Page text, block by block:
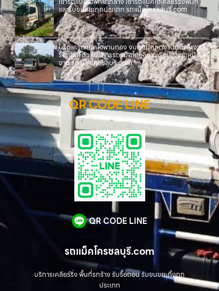
และรับขนขยะทุกประเภท รถแม็คโครชลบุรี.com
บริการรถแบคโฮพานทอง จบทุกปัญหางานดินและงาน
รื้อถอน! ด้วยบริการรถแม็คโคให้เช่า พร้อมลุยทุกหน้า
งาน รถแม็คโครชลบุรี.com
QR CODE LINE
QR CODE LINE
รถแม็คโครชลบุรี.com
บริการเคลียร์ริ่ง พื้นที่รกร้าง รับรื้อถอน รับขนขยะทิ้งทุก
ประเภท